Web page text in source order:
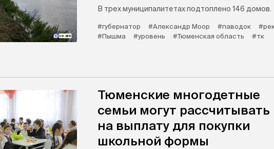
В трех муниципалитетах подтоплено 146 домов.
#губернатор #Александр Моор #паводок
#Пышма
#уровень #Тюменская область #тк
Тюменские многодетные
семьи могут рассчитывать
на выплату для покупки
школьной формы